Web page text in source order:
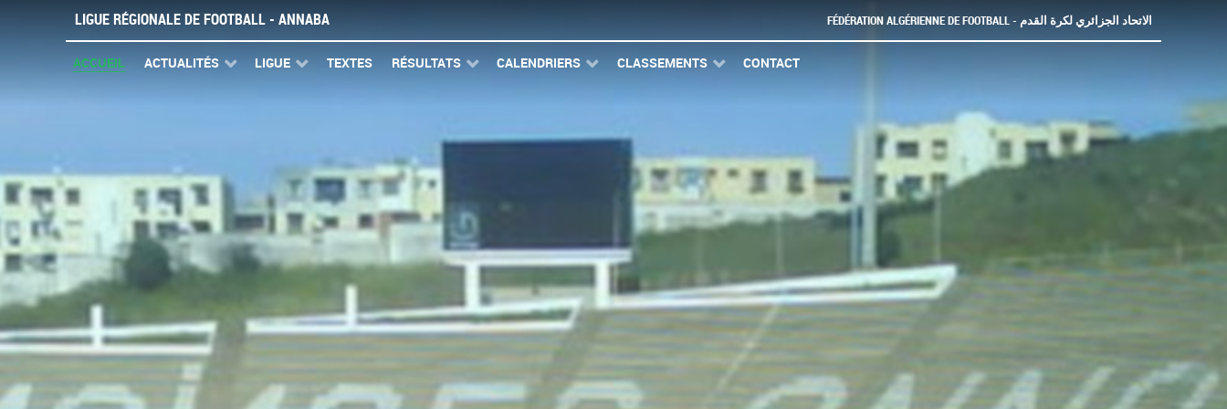
LIGUE RÉGIONALE DE FOOTBALL - ANNABA FÉDÉRATION ALGÉRIENNE DE FOOTBALL - الاتحاد الجزائري لكرة القدم
ACCUEIL ACTUALITÉS LIGUE TEXTES RÉSULTATS CALENDRIERS CLASSEMENTS CONTACT